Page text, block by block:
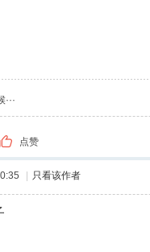
点赞
只看该作者